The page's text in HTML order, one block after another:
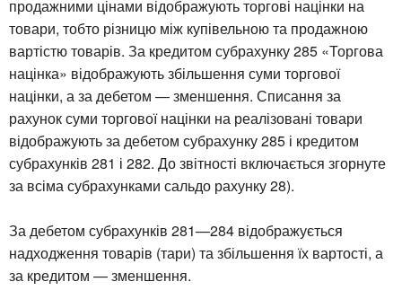
продажними цінами відображують торгові націнки на
товари, тобто різницю між купівельною та продажною
вартістю товарів. За кредитом субрахунку 285 «Торгова
націнка» відображують збільшення суми торгової
націнки, а за дебетом — зменшення. Списання за
рахунок суми торгової націнки на реалізовані товари
відображують за дебетом субрахунку 285 і кредитом
субрахунків 281 і 282. До звітності включається згорнуте
за всіма субрахунками сальдо рахунку 28).
За дебетом субрахунків 281—284 відображується
надходження товарів (тари) та збільшення їх вартості, а
за кредитом — зменшення.